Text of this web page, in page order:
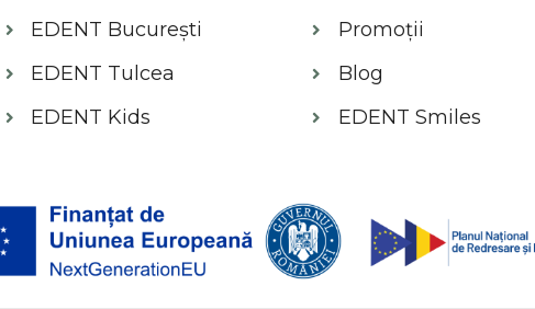
EDENT București
EDENT Tulcea
EDENT Kids
Promoții
Blog
EDENT Smiles